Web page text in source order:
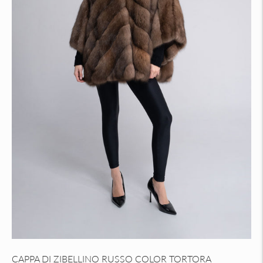
CAPPA DI ZIBELLINO RUSSO COLOR TORTORA